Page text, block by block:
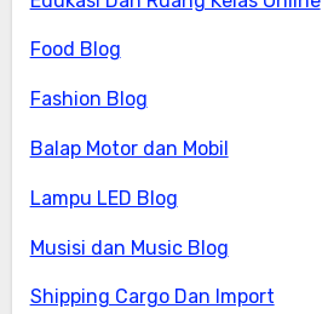
Food Blog
Fashion Blog
Balap Motor dan Mobil
Lampu LED Blog
Musisi dan Music Blog
Shipping Cargo Dan Import